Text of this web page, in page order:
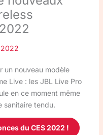
un nouveau modèle
Live : les JBL Live Pro
en ce moment même
sanitaire tendu.
du CES 2022 !